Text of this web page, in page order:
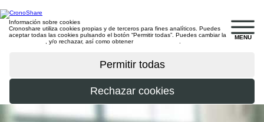
MENU
Información sobre cookies
Cronoshare utiliza cookies propias y de terceros para fines analíticos. Puedes
aceptar todas las cookies pulsando el botón “Permitir todas”. Puedes cambiar la
, y/o rechazar, así como obtener